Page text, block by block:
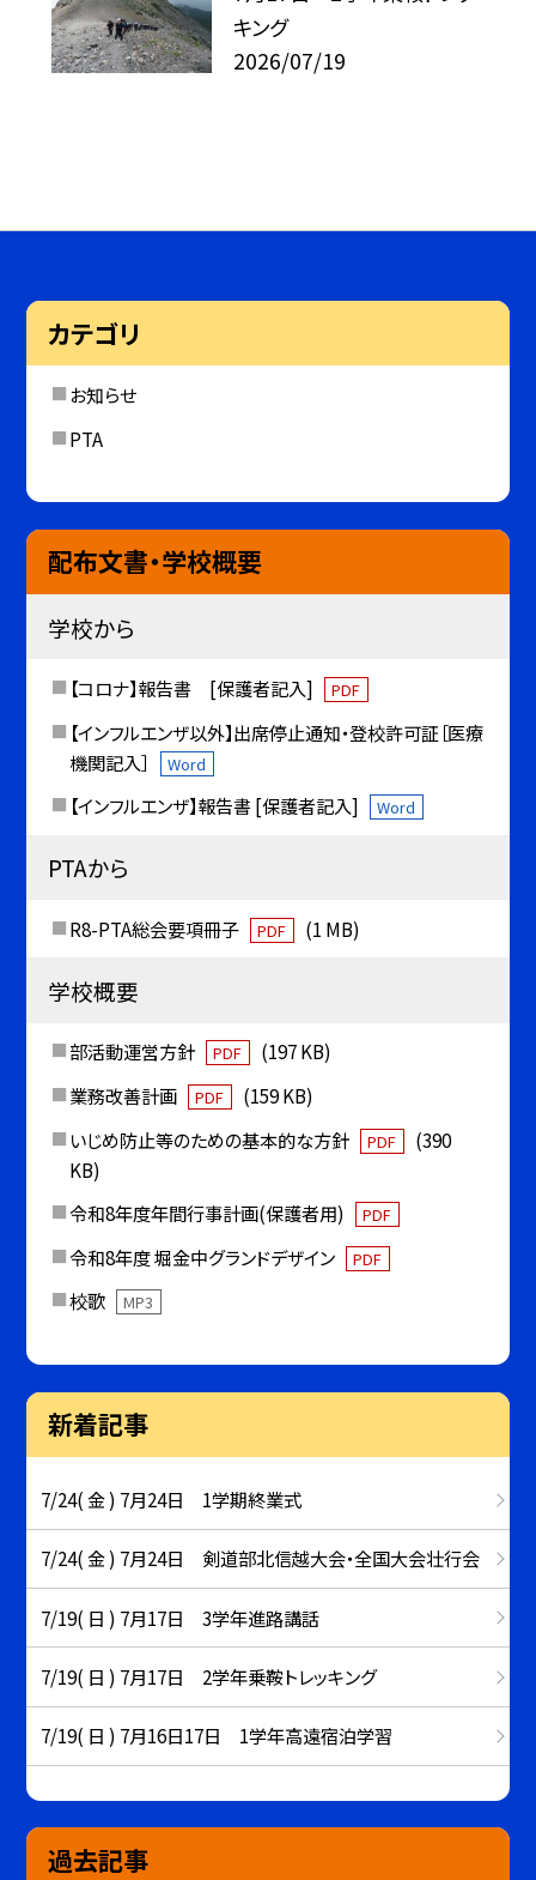
キング
2026/07/19
カテゴリ
お知らせ
PTA
配布文書・学校概要
学校から
【コロナ】報告書 [保護者記入] PDF
【インフルエンザ以外】出席停止通知・登校許可証［医療
機関記入］
Word
【インフルエンザ】報告書 [保護者記入] Word
PTAから
R8-PTA総会要項冊子 PDF (1 MB)
学校概要
部活動運営方針 PDF
(197 KB)
業務改善計画
PDF
(159 KB)
いじめ防止等のための基本的な方針
PDF
(390
KB)
令和8年度年間行事計画(保護者用)
PDF
令和8年度 堀金中グランドデザイン PDF
校歌 MP3
新着記事
7/24( 金 ) 7月24日 1学期終業式
7/24( 金 ) 7月24日 剣道部北信越大会・全国大会壮行会
7/19( 日 ) 7月17日 3学年進路講話
7/19( 日 ) 7月17日 2学年乗鞍トレッキング
7/19( 日 ) 7月16日17日 1学年高遠宿泊学習
過去記事